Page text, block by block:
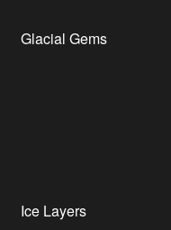
Glacial Gems
Ice Layers